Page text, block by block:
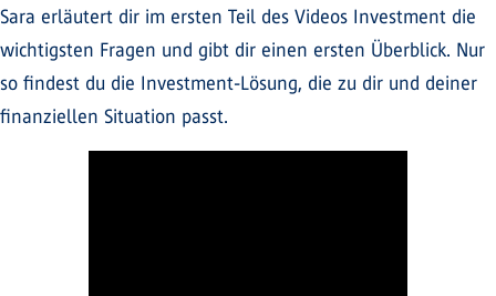
Sara erläutert dir im ersten Teil des Videos Investment die
wichtigsten Fragen und gibt dir einen ersten Überblick. Nur
so findest du die Investment-Lösung, die zu dir und deiner
finanziellen Situation passt.